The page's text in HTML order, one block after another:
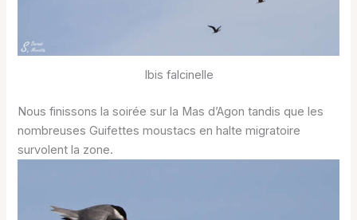
Ibis falcinelle
Nous finissons la soirée sur la Mas d’Agon tandis que les
nombreuses Guifettes moustacs en halte migratoire
survolent la zone.